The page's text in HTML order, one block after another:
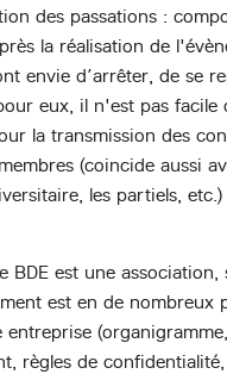
des passations :
la réalisation de
envie d’arrêter, de se
eux, il n'est pas facile
la transmission des
(coincide aussi
les partiels, etc.)
BDE est une association,
est en de nombreux
règles de